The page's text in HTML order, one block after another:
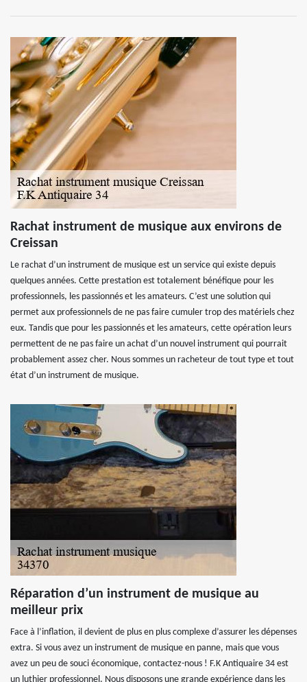
Rachat instrument de musique aux environs de
Creissan
Le rachat d’un instrument de musique est un service qui existe depuis
quelques années. Cette prestation est totalement bénéfique pour les
professionnels, les passionnés et les amateurs. C’est une solution qui
permet aux professionnels de ne pas faire cumuler trop des matériels chez
eux. Tandis que pour les passionnés et les amateurs, cette opération leurs
permettent de ne pas faire un achat d’un nouvel instrument qui pourrait
probablement assez cher. Nous sommes un racheteur de tout type et tout
état d’un instrument de musique.
Réparation d’un instrument de musique au
meilleur prix
Face à l’inflation, il devient de plus en plus complexe d’assurer les dépenses
extra. Si vous avez un instrument de musique en panne, mais que vous
avez un peu de souci économique, contactez-nous ! F.K Antiquaire 34 est
un luthier professionnel. Nous disposons une grande expérience dans les